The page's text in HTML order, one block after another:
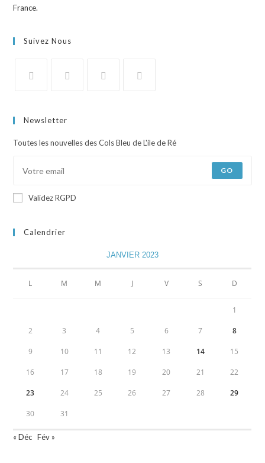
Suivez Nous
Newsletter
Toutes les nouvelles des Cols Bleu de L'ile de Ré
GO
Validez RGPD
Calendrier
JANVIER 2023
L M M J V S D
1
2 3 4 5 6 7 8
9 10 11 12 13 14 15
16 17 18 19 20 21 22
23 24 25 26 27 28 29
30 31
« Déc Fév »